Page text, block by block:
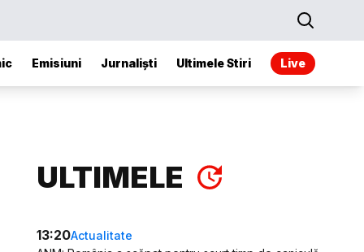
Emisiuni Jurnaliști Ultimele Stiri Live
ULTIMELE
13:20Actualitate